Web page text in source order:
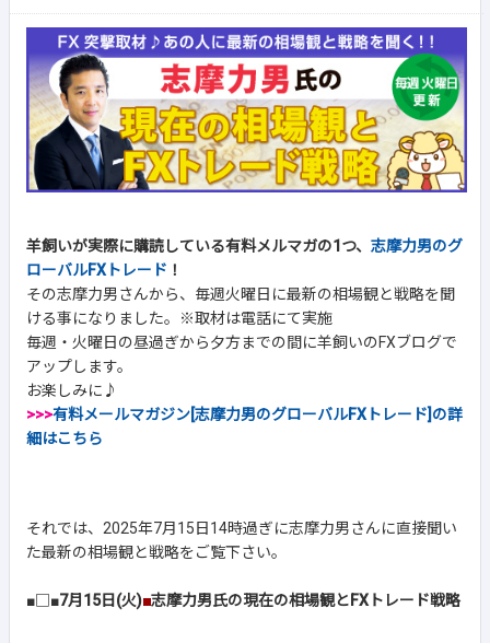
羊飼いが実際に購読している有料メルマガの1つ、 志摩力男のグ
ローバルFXトレード ！
その志摩力男さんから、毎週火曜日に最新の相場観と戦略を聞
ける事になりました。※取材は電話にて実施
毎週・火曜日の昼過ぎから夕方までの間に羊飼いのFXブログで
アップします。
お楽しみに♪
>>>有料メールマガジン[志摩力男のグローバルFXトレード]の詳
細はこちら
それでは、2025年7月15日14時過ぎに志摩力男さんに直接聞い
た最新の相場観と戦略をご覧下さい。
■□■7月15日(火)■志摩力男氏の現在の相場観とFXトレード戦略